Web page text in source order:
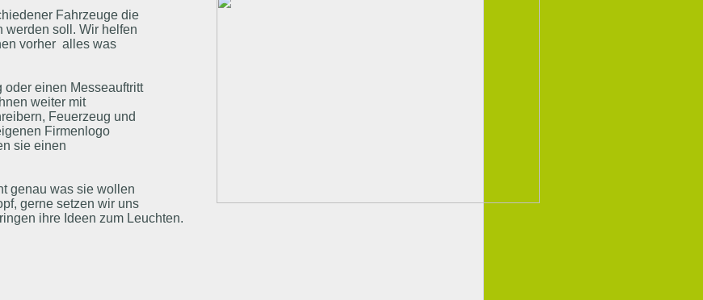
Fahrzeuge die
werden soll. Wir helfen
vorher alles was
einen Messeauftritt
weiter mit
Feuerzeug und
Firmenlogo
sie einen
genau was sie wollen
gerne setzen wir uns
ihre Ideen zum Leuchten.